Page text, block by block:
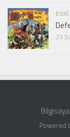
23
Powered